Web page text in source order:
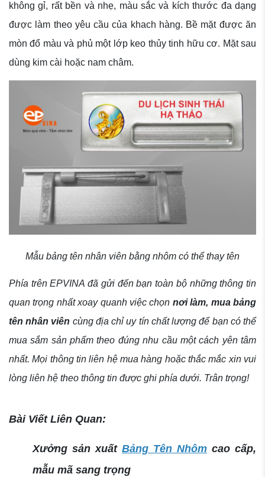
không gỉ, rất bền và nhẹ, màu sắc và kích thước đa dạng
được làm theo yêu cầu của khach hàng. Bề mặt được ăn
mòn đổ màu và phủ một lớp keo thủy tinh hữu cơ. Mặt sau
dùng kim cài hoặc nam châm.
Mẫu bảng tên nhân viên bằng nhôm có thể thay tên
Phía trên EPVINA đã gửi đến bạn toàn bộ những thông tin
quan trọng nhất xoay quanh việc chọn nơi làm, mua bảng
tên nhân viên cùng địa chỉ uy tín chất lượng để bạn có thể
mua sắm sản phẩm theo đúng nhu cầu một cách yên tâm
nhất. Mọi thông tin liên hệ mua hàng hoặc thắc mắc xin vui
lòng liên hệ theo thông tin được ghi phía dưới. Trân trọng!
Bài Viết Liên Quan:
Xưởng sản xuất Bảng Tên Nhôm cao cấp,
mẫu mã sang trọng